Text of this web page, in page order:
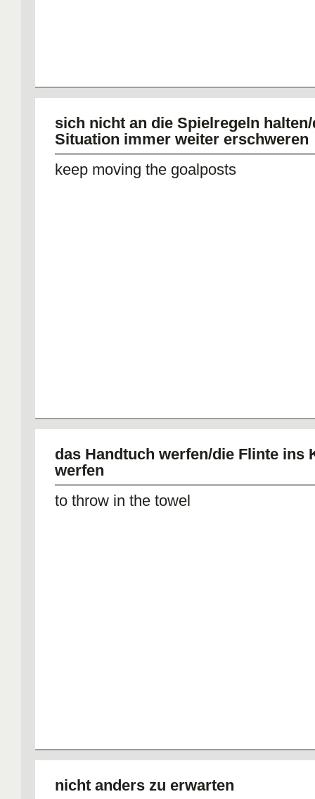
sich nicht an die Spielregeln
Situation immer weiter erschweren
keep moving the goalposts
das Handtuch werfen/die Flinte ins
werfen
to throw in the towel
nicht anders zu erwarten